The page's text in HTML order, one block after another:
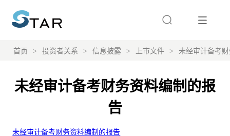
首页 > 投资者关系 > 信息披露 > 上市文件 > 未经审计备考
未经审计备考财务资料编制的报
告